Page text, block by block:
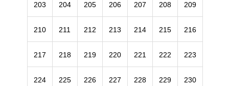
203 204 205 206 207 208 209
210 211 212 213 214 215 216
217 218 219 220 221 222 223
224 225 226 227 228 229 230